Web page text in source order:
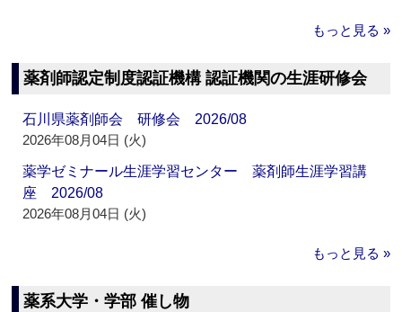
もっと見る »
薬剤師認定制度認証機構 認証機関の生涯研修会
石川県薬剤師会 研修会 2026/08
2026年08月04日 (火)
薬学ゼミナール生涯学習センター 薬剤師生涯学習講
座 2026/08
2026年08月04日 (火)
もっと見る »
薬系大学・学部 催し物